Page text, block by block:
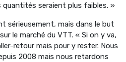
quantités seraient plus faibles. »
sérieusement, mais dans le but
le marché du VTT. « Si on y va,
retour mais pour y rester. Nous
2008 mais nous retardons